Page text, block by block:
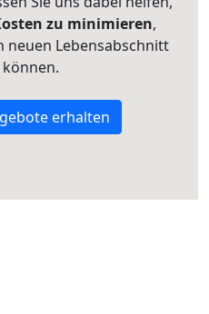
zu minimieren,
neuen Lebensabschnitt
erhalten